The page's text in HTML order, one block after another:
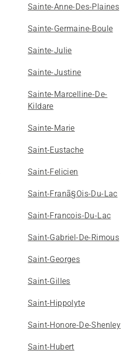
Sainte-Anne-Des-Plaines
Sainte-Germaine-Boule
Sainte-Julie
Sainte-Justine
Sainte-Marcelline-De-
Kildare
Sainte-Marie
Saint-Eustache
Saint-Felicien
Saint-Franã§Ois-Du-Lac
Saint-Francois-Du-Lac
Saint-Gabriel-De-Rimous
Saint-Georges
Saint-Gilles
Saint-Hippolyte
Saint-Honore-De-Shenley
Saint-Hubert